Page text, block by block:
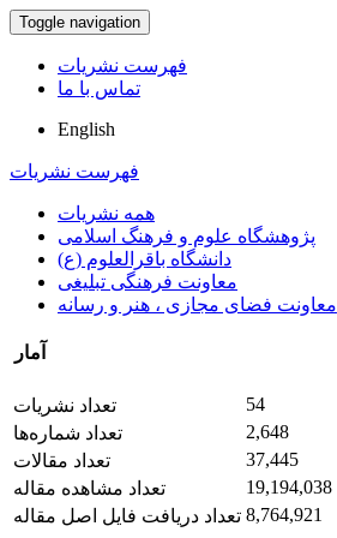
Toggle navigation
فهرست نشریات
تماس با ما
English
فهرست نشریات
همه نشریات
پژوهشگاه علوم و فرهنگ اسلامی
دانشگاه باقرالعلوم (ع)
معاونت فرهنگی تبلیغی
معاونت فضای مجازی ، هنر و رسانه
آمار
تعداد نشریات
54
تعداد شماره‌ها
2,648
تعداد مقالات
37,445
تعداد مشاهده مقاله
19,194,038
تعداد دریافت فایل اصل مقاله 8,764,921